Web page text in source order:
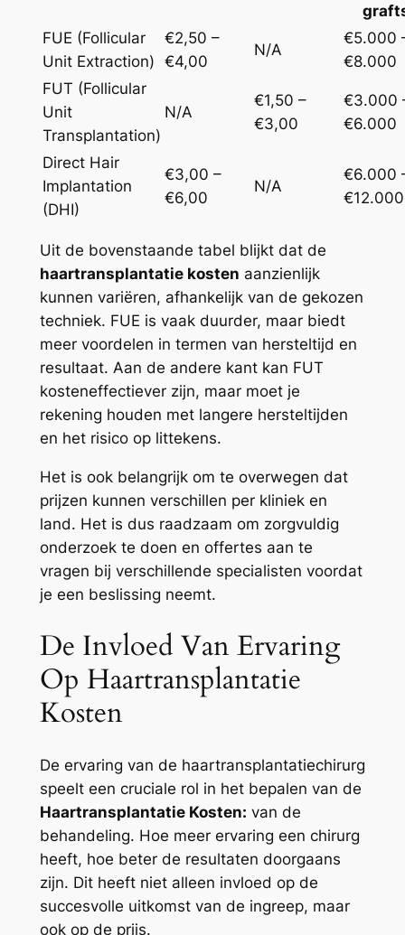
FUE (Follicular
Unit Extraction)
€2,50 –
€4,00
N/A
€5.000
€8.000
FUT (Follicular
Unit
Transplantation)
N/A
€1,50 –
€3,00
€3.000
€6.000
Direct Hair
Implantation
(DHI)
€3,00 –
€6,00
N/A
€6.000
€12.000
Uit de bovenstaande tabel blijkt dat de
haartransplantatie kosten aanzienlijk
kunnen variëren, afhankelijk van de gekozen
techniek. FUE is vaak duurder, maar biedt
meer voordelen in termen van hersteltijd en
resultaat. Aan de andere kant kan FUT
kosteneffectiever zijn, maar moet je
rekening houden met langere hersteltijden
en het risico op littekens.
Het is ook belangrijk om te overwegen dat
prijzen kunnen verschillen per kliniek en
land. Het is dus raadzaam om zorgvuldig
onderzoek te doen en offertes aan te
vragen bij verschillende specialisten voordat
je een beslissing neemt.
De Invloed Van Ervaring
Op Haartransplantatie
Kosten
De ervaring van de haartransplantatiechirurg
speelt een cruciale rol in het bepalen van de
Haartransplantatie Kosten: van de
behandeling. Hoe meer ervaring een chirurg
heeft, hoe beter de resultaten doorgaans
zijn. Dit heeft niet alleen invloed op de
succesvolle uitkomst van de ingreep, maar
ook op de prijs.